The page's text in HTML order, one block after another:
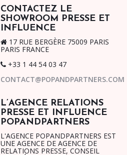
CONTACTEZ LE
SHOWROOM PRESSE ET
INFLUENCE
17 RUE BERGÈRE 75009 PARIS
PARIS FRANCE
+33 1 44 54 03 47
CONTACT@POPANDPARTNERS.COM
L’AGENCE RELATIONS
PRESSE ET INFLUENCE
POPANDPARTNERS
L'AGENCE POPANDPARTNERS EST
UNE AGENCE DE AGENCE DE
RELATIONS PRESSE, CONSEIL